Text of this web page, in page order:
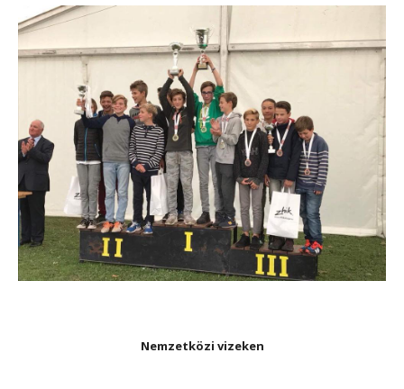
Nemzetközi vizeken